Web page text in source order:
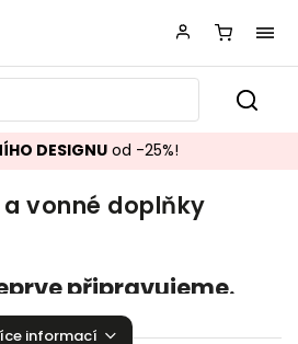
DESIGNUod -25%!
a vonné doplňky
připravujeme.
ostatní kategorie.
informací